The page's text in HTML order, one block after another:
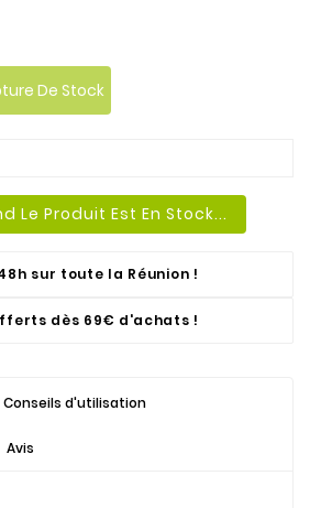
De Stock
Le Produit Est En Stock...
sur toute la Réunion !
dès 69€ d'achats !
Conseils d'utilisation
Avis